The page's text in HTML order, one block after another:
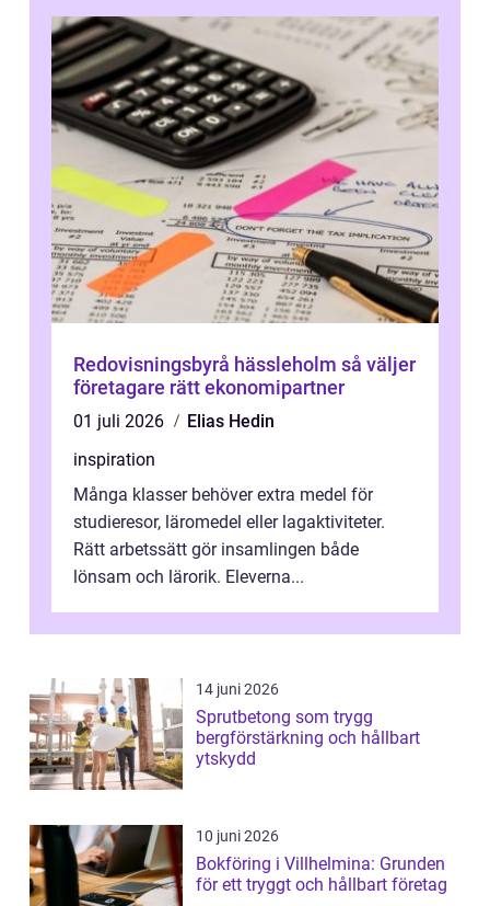
Redovisningsbyrå hässleholm så väljer
företagare rätt ekonomipartner
01 juli 2026
Elias Hedin
inspiration
Många klasser behöver extra medel för
studieresor, läromedel eller lagaktiviteter.
Rätt arbetssätt gör insamlingen både
lönsam och lärorik. Eleverna...
14 juni 2026
Sprutbetong som trygg
bergförstärkning och hållbart
ytskydd
10 juni 2026
Bokföring i Villhelmina: Grunden
för ett tryggt och hållbart företag